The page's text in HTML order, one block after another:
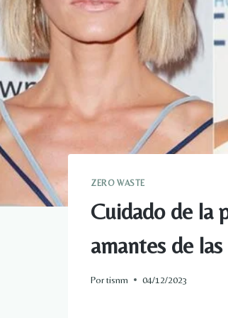
ZERO WASTE
Cuidado de la
amantes de
Portisnm 04/12/2023